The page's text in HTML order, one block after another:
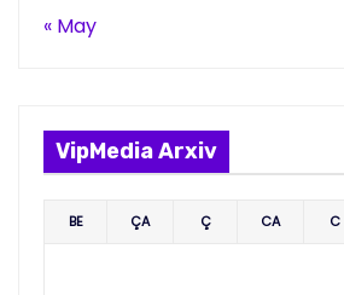
« May
VipMedia Arxiv
BE ÇA Ç CA C